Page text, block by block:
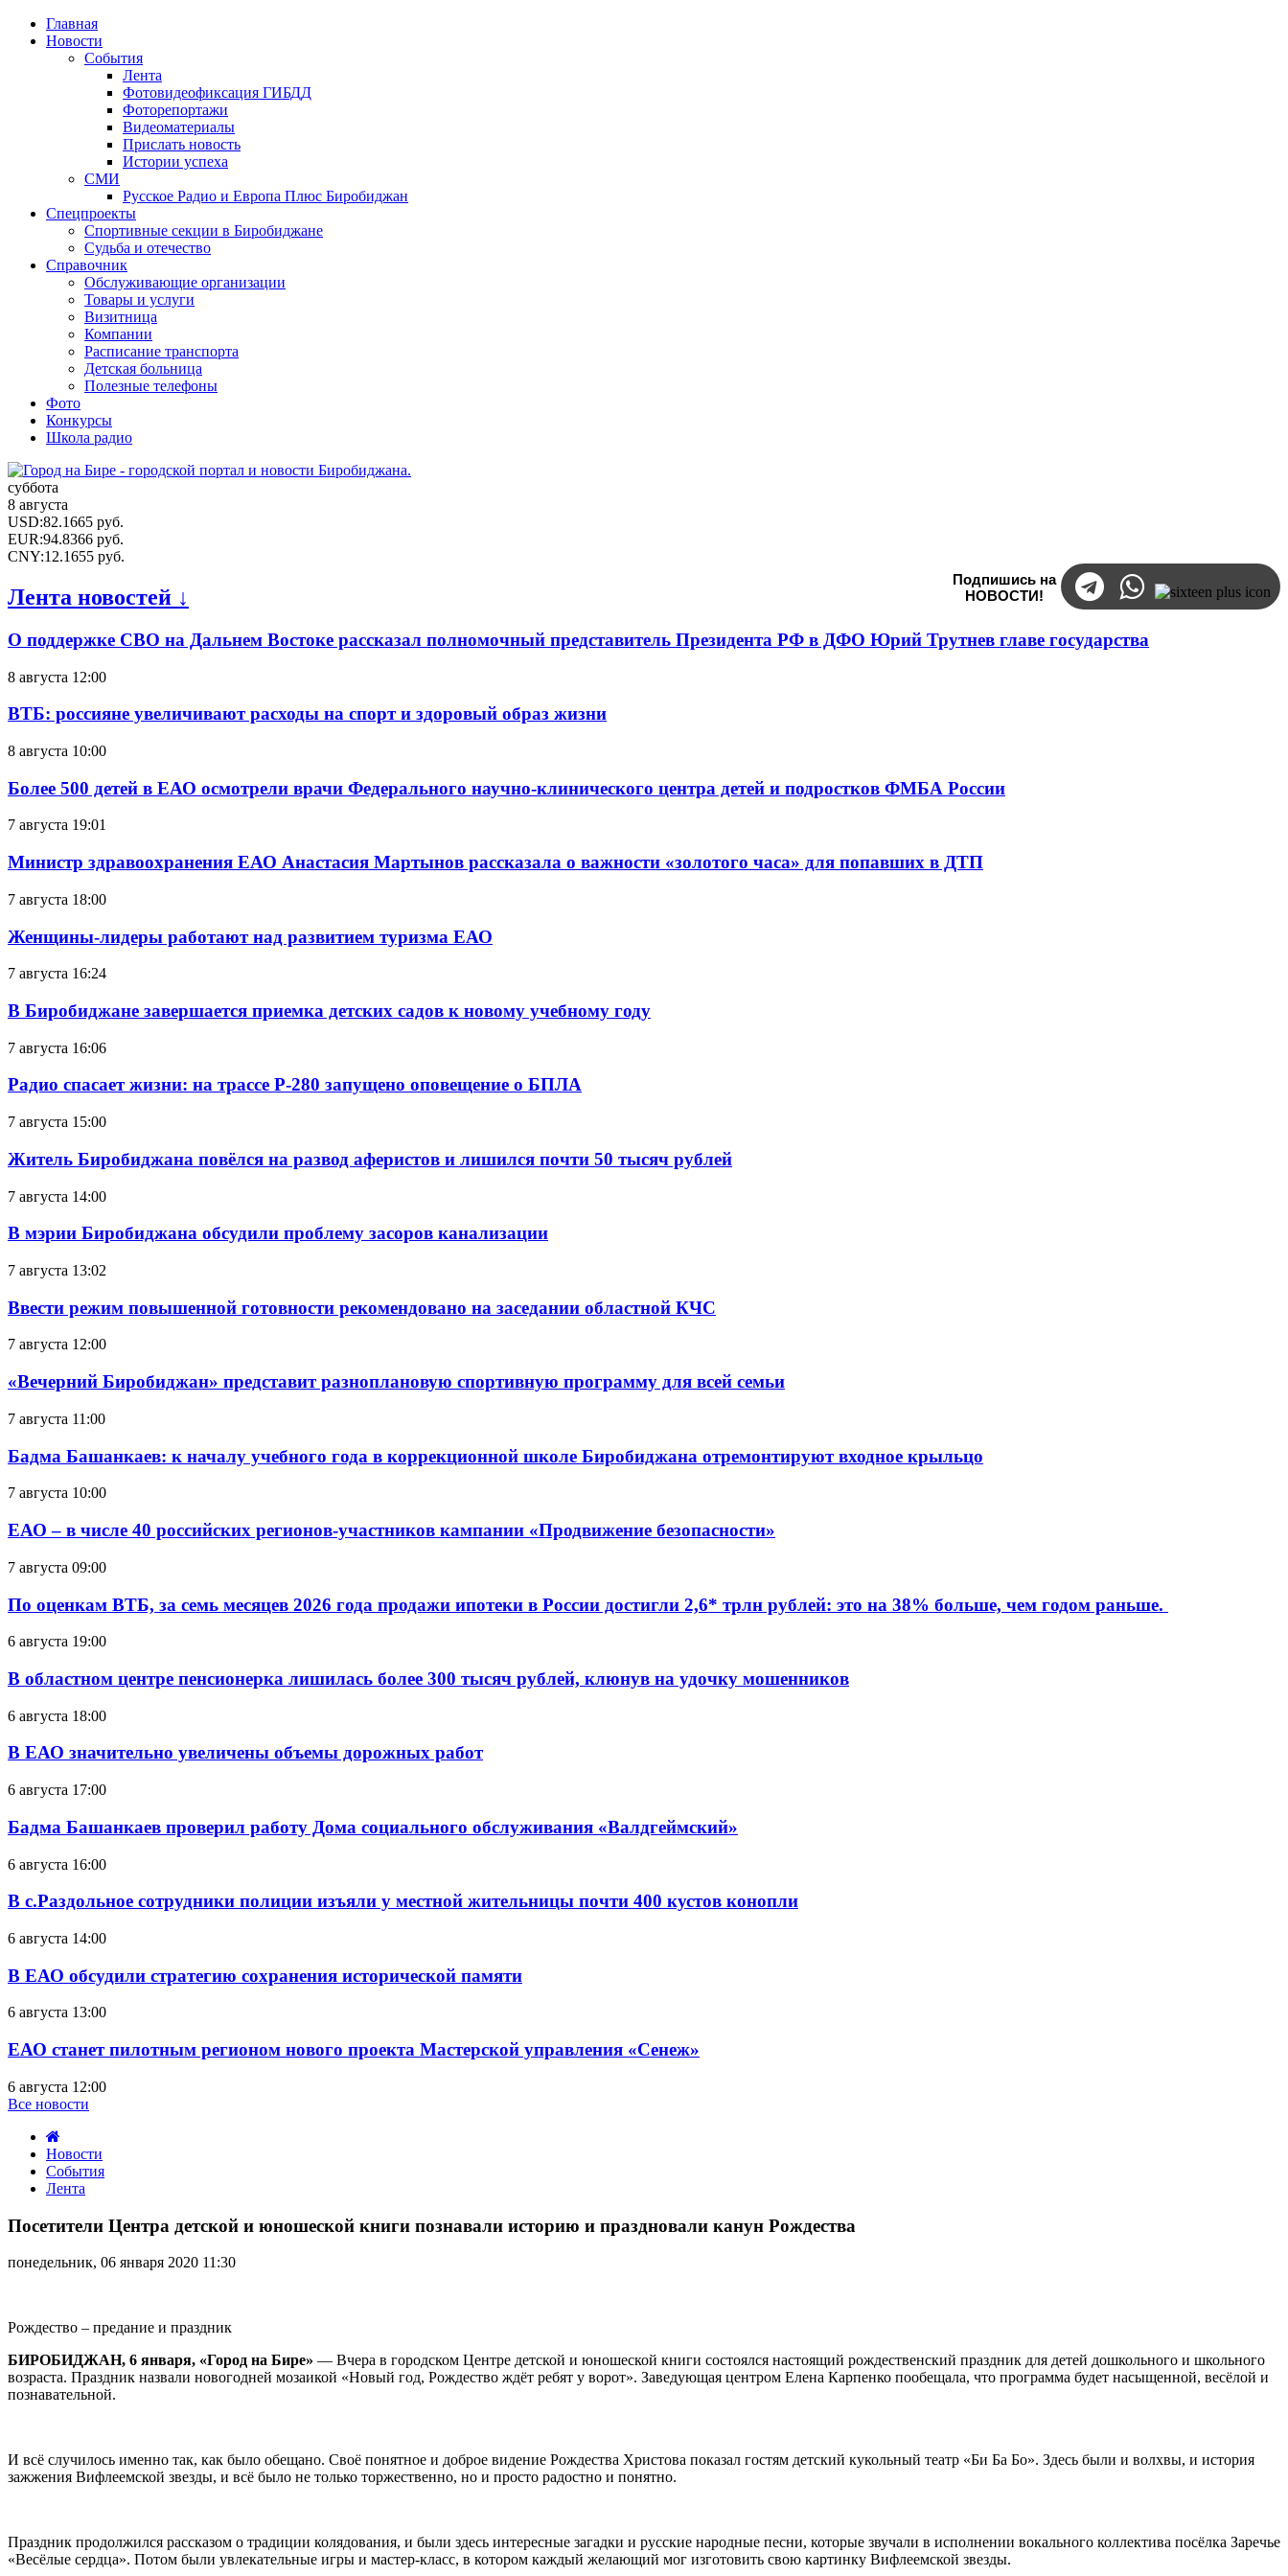
Главная
Новости
События
Лента
Фотовидеофиксация ГИБДД
Фоторепортажи
Видеоматериалы
Прислать новость
Истории успеха
СМИ
Русское Радио и Европа Плюс Биробиджан
Спецпроекты
Спортивные секции в Биробиджане
Судьба и отечество
Справочник
Обслуживающие организации
Товары и услуги
Визитница
Компании
Расписание транспорта
Детская больница
Полезные телефоны
Фото
Конкурсы
Школа радио
суббота
8 августа
USD:82.1665 руб.
EUR:94.8366 руб.
CNY:12.1655 руб.
Подпишись на
НОВОСТИ!
Лента новостей ↓
О поддержке СВО на Дальнем Востоке рассказал полномочный представитель Президента РФ в ДФО Юрий Трутнев главе государства
8 августа 12:00
ВТБ: россияне увеличивают расходы на спорт и здоровый образ жизни
8 августа 10:00
Более 500 детей в ЕАО осмотрели врачи Федерального научно-клинического центра детей и подростков ФМБА России
7 августа 19:01
Министр здравоохранения ЕАО Анастасия Мартынов рассказала о важности «золотого часа» для попавших в ДТП
7 августа 18:00
Женщины-лидеры работают над развитием туризма ЕАО
7 августа 16:24
В Биробиджане завершается приемка детских садов к новому учебному году
7 августа 16:06
Радио спасает жизни: на трассе Р-280 запущено оповещение о БПЛА
7 августа 15:00
Житель Биробиджана повёлся на развод аферистов и лишился почти 50 тысяч рублей
7 августа 14:00
В мэрии Биробиджана обсудили проблему засоров канализации
7 августа 13:02
Ввести режим повышенной готовности рекомендовано на заседании областной КЧС
7 августа 12:00
«Вечерний Биробиджан» представит разноплановую спортивную программу для всей семьи
7 августа 11:00
Бадма Башанкаев: к началу учебного года в коррекционной школе Биробиджана отремонтируют входное крыльцо
7 августа 10:00
ЕАО – в числе 40 российских регионов-участников кампании «Продвижение безопасности»
7 августа 09:00
По оценкам ВТБ, за семь месяцев 2026 года продажи ипотеки в России достигли 2,6* трлн рублей: это на 38% больше, чем годом раньше.
6 августа 19:00
В областном центре пенсионерка лишилась более 300 тысяч рублей, клюнув на удочку мошенников
6 августа 18:00
В ЕАО значительно увеличены объемы дорожных работ
6 августа 17:00
Бадма Башанкаев проверил работу Дома социального обслуживания «Валдгеймский»
6 августа 16:00
В с.Раздольное сотрудники полиции изъяли у местной жительницы почти 400 кустов конопли
6 августа 14:00
В ЕАО обсудили стратегию сохранения исторической памяти
6 августа 13:00
ЕАО станет пилотным регионом нового проекта Мастерской управления «Сенеж»
6 августа 12:00
Все новости
Новости
События
Лента
Центра
и
юношеской
историю
праздновали
канун
Рождества
Посетители Центра детской и юношеской книги познавали историю и праздновали канун Рождества
понедельник, 06 января 2020 11:30
Рождество – предание и праздник
БИРОБИДЖАН, 6 января, «Город на Бире» — Вчера в городском Центре детской и юношеской книги состоялся настоящий рождественский праздник для детей дошкольного и школьного
возраста. Праздник назвали новогодней мозаикой «Новый год, Рождество ждёт ребят у ворот». Заведующая центром Елена Карпенко пообещала, что программа будет насыщенной, весёлой и
познавательной.
И всё случилось именно так, как было обещано. Своё понятное и доброе видение Рождества Христова показал гостям детский кукольный театр «Би Ба Бо». Здесь были и волхвы, и история
зажжения Вифлеемской звезды, и всё было не только торжественно, но и просто радостно и понятно.
Праздник продолжился рассказом о традиции колядования, и были здесь интересные загадки и русские народные песни, которые звучали в исполнении вокального коллектива посёлка Заречье
«Весёлые сердца». Потом были увлекательные игры и мастер-класс, в котором каждый желающий мог изготовить свою картинку Вифлеемской звезды.